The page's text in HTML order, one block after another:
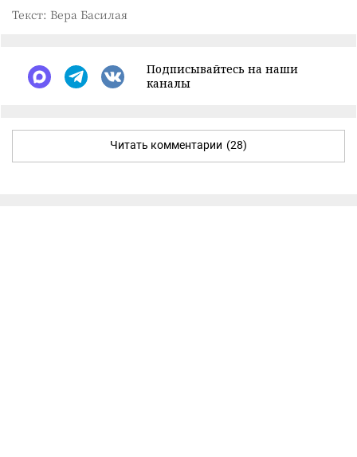
Текст: Вера Басилая
Подписывайтесь на наши
каналы
Читать комментарии (28)